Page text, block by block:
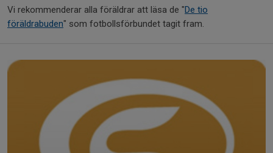
Vi rekommenderar alla föräldrar att läsa de "De tio
föräldrabuden" som fotbollsförbundet tagit fram.